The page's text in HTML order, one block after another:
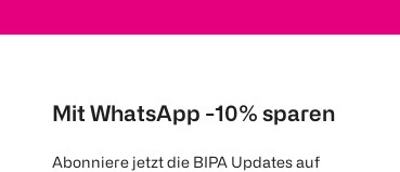
Mit WhatsApp -10% sparen
Abonniere jetzt die BIPA Updates auf